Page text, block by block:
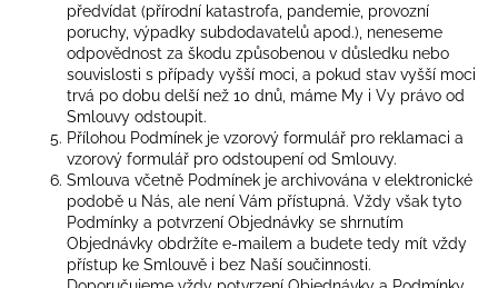
předvídat (přírodní katastrofa, pandemie, provozní
poruchy, výpadky subdodavatelů apod.), neneseme
odpovědnost za škodu způsobenou v důsledku nebo
souvislosti s případy vyšší moci, a pokud stav vyšší moci
trvá po dobu delší než 10 dnů, máme My i Vy právo od
Smlouvy odstoupit.
Přílohou Podmínek je vzorový formulář pro reklamaci a
vzorový formulář pro odstoupení od Smlouvy.
Smlouva včetně Podmínek je archivována v elektronické
podobě u Nás, ale není Vám přístupná. Vždy však tyto
Podmínky a potvrzení Objednávky se shrnutím
Objednávky obdržíte e-mailem a budete tedy mít vždy
přístup ke Smlouvě i bez Naší součinnosti.